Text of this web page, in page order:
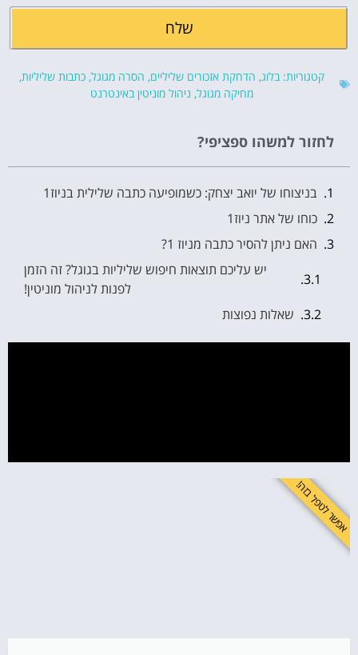
שלח
קטגוריות: בלוג, הדחקת אזכורים שליליים, הסרה מגוגל, כתבות שליליות,
מחיקה מגוגל, ניהול מוניטין באינטרנט
לחזור למשהו ספציפי?
בניצוחו של יואב יצחק: כשמופיעה כתבה שלילית בניוז1
כוחו של אתר ניוז1
האם ניתן להסיר כתבה מניוז 1?
יש עליכם תוצאות חיפוש שליליות בגוגל? זה הזמן
לפנות לניהול מוניטין!
שאלות נפוצות
לשפר את התדמית זה לא מותרות - זה חובה!
אפשר לטפל בזה!